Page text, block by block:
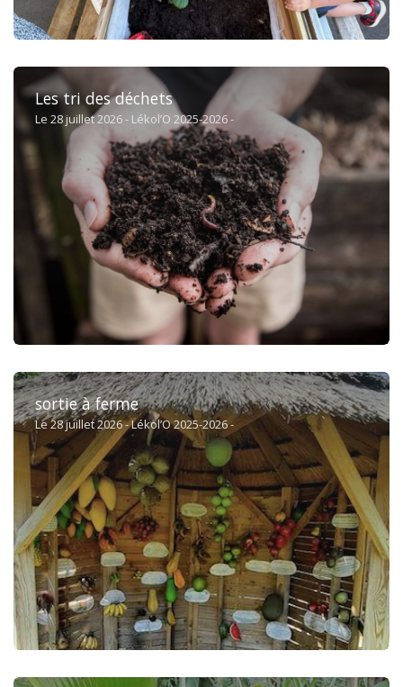
Les tri des déchets
Le 28 juillet 2026 - Lékol’O 2025-2026 -
sortie à ferme
Le 28 juillet 2026 - Lékol’O 2025-2026 -